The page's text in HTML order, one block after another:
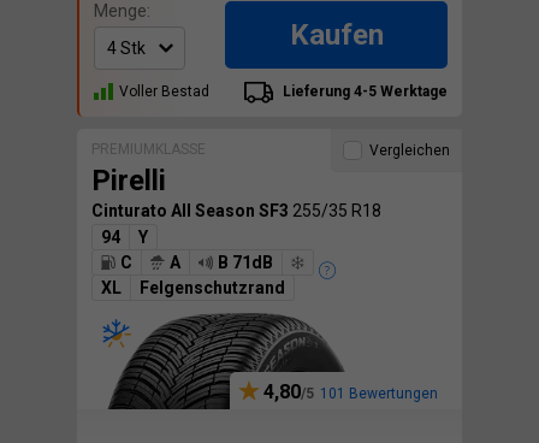
Menge:
Kaufen
Voller Bestad Lieferung 4-5 Werktage
PREMIUMKLASSE
Pirelli
Cinturato All Season SF3 255/35 R18
94
Y
C
A
B 71dB
XL
Felgenschutzrand
4,80 101 Bewertungen
Vergleichen